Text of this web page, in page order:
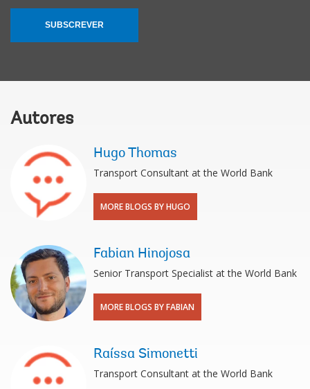
SUBSCREVER
Autores
Hugo Thomas
Transport Consultant at the World Bank
MORE BLOGS BY HUGO
Fabian Hinojosa
Senior Transport Specialist at the World Bank
MORE BLOGS BY FABIAN
Raíssa Simonetti
Transport Consultant at the World Bank